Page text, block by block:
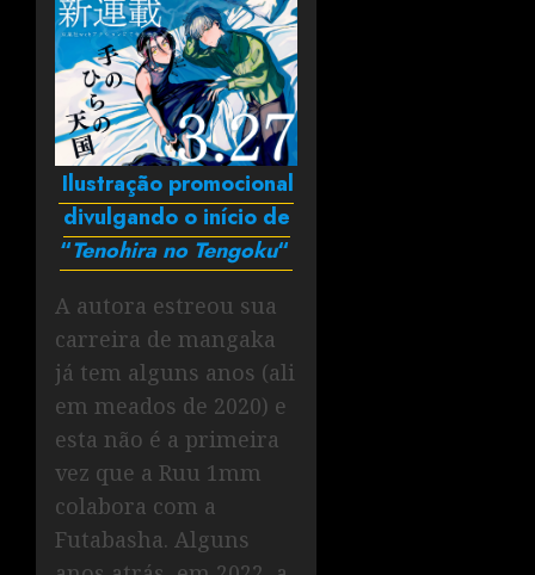
Ilustração promocional
divulgando o início de
“Tenohira no Tengoku“
A autora estreou sua
carreira de mangaka
já tem alguns anos (ali
em meados de 2020) e
esta não é a primeira
vez que a Ruu 1mm
colabora com a
Futabasha. Alguns